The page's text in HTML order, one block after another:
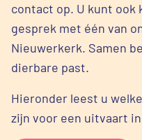
contact op. U kunt ook
gesprek met één van
Nieuwerkerk. Samen
dierbare past.
Hieronder leest u
zijn voor een uitvaart